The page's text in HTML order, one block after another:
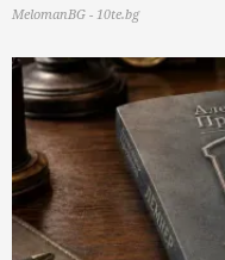
MelomanBG - 10te.bg